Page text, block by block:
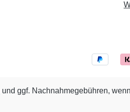
und ggf. Nachnahmegebühren,